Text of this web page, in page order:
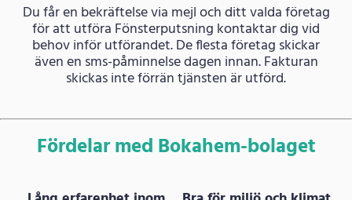
Du får en bekräftelse via mejl och ditt valda företag
för att utföra Fönsterputsning kontaktar dig vid
behov inför utförandet. De flesta företag skickar
även en sms-påminnelse dagen innan. Fakturan
skickas inte förrän tjänsten är utförd.
Fördelar med Bokahem-bolaget